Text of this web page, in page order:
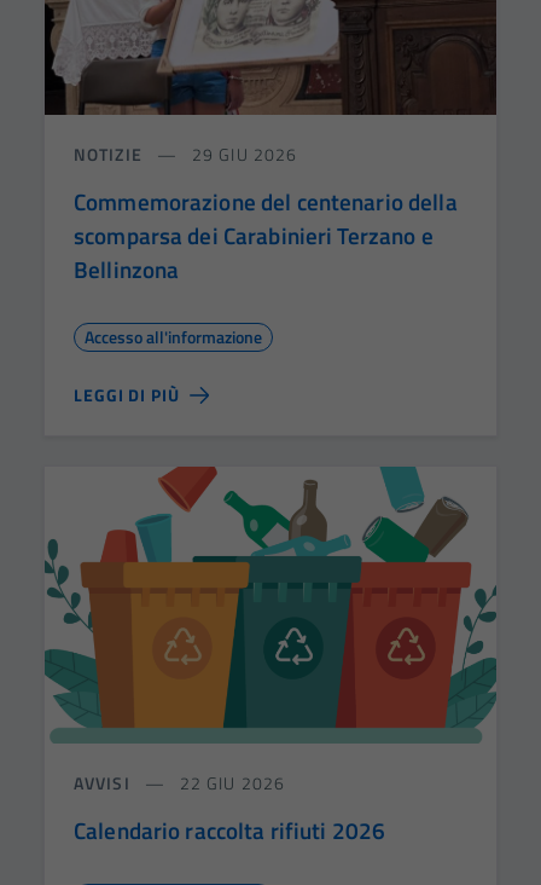
NOTIZIE 29 GIU 2026
Commemorazione del centenario della
scomparsa dei Carabinieri Terzano e
Bellinzona
Accesso all'informazione
LEGGI DI PIÙ
AVVISI 22 GIU 2026
Calendario raccolta rifiuti 2026